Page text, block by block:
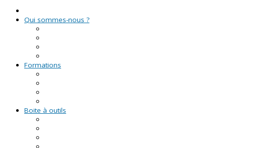
Qui sommes-nous ?
Formations
Boite à outils